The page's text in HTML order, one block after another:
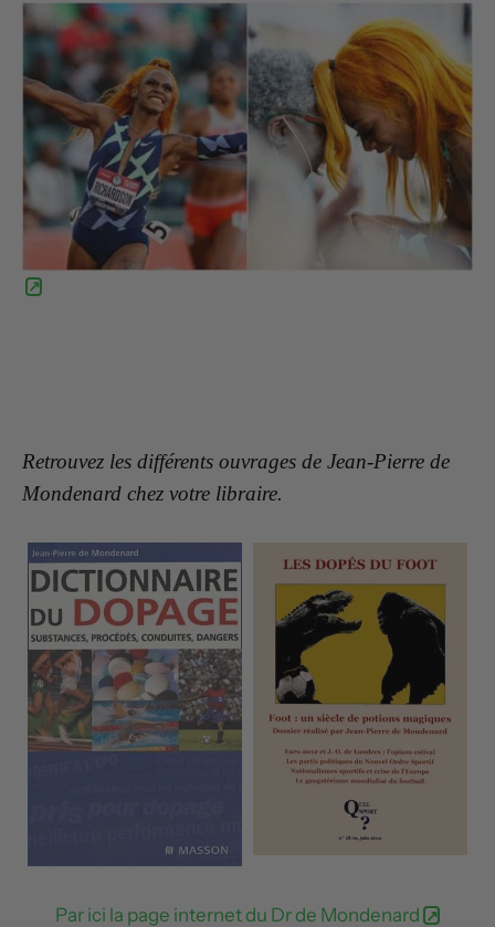
Retrouvez les différents ouvrages de Jean-Pierre de
Mondenard chez votre libraire.
Par ici la page internet du Dr de Mondenard